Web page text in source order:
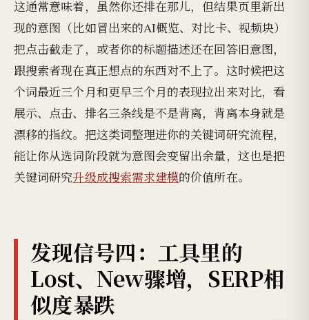
这通常意味着，虽然你还排在那儿，但结果页里新出
现的意图（比如冒出来的AI概览、对比卡、视频块）
把点击截走了，或者你的标题描述还在回答旧意图，
跟搜索者现在真正想点的东西对不上了。这时候把这
个词最近三个月和更早三个月的表现拉出来对比，看
展示、点击、排名三条线是不是背离，背离本身就是
漂移的指纹。把这类词整理进你的关键词研究流程，
能让你从选词阶段就为意图会变留出余量，这也是把
关键词研究升级成搜索需求建模的价值所在。
发现信号四：工具里的
Lost、New骤增，SERP相
似度暴跌